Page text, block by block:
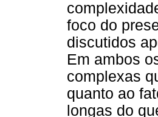
foco do
discutidos
Em ambos
complexas
quanto ao
longas do